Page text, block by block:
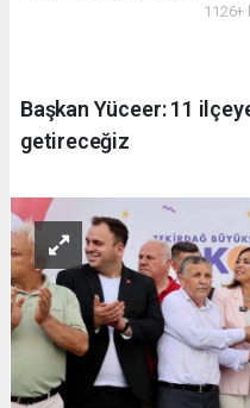
1126+
Başkan Yüceer: 11
getireceğiz